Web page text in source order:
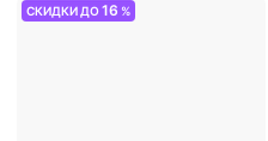
СКИДКИ ДО16 %